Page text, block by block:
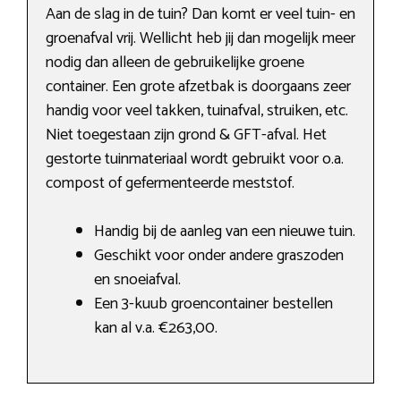
Aan de slag in de tuin? Dan komt er veel tuin- en
groenafval vrij. Wellicht heb jij dan mogelijk meer
nodig dan alleen de gebruikelijke groene
container. Een grote afzetbak is doorgaans zeer
handig voor veel takken, tuinafval, struiken, etc.
Niet toegestaan zijn grond & GFT-afval. Het
gestorte tuinmateriaal wordt gebruikt voor o.a.
compost of gefermenteerde meststof.
Handig bij de aanleg van een nieuwe tuin.
Geschikt voor onder andere graszoden
en snoeiafval.
Een 3-kuub groencontainer bestellen
kan al v.a. €263,00.